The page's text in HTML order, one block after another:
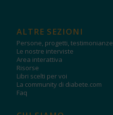
ALTRE SEZIONI
Persone, progetti, testimonianze
Le nostre interviste
Area interattiva
Risorse
Libri scelti per voi
La community di diabete.com
Faq